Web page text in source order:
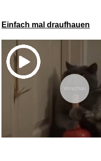
Fackelmann
Einfach mal draufhauen
Vorschau